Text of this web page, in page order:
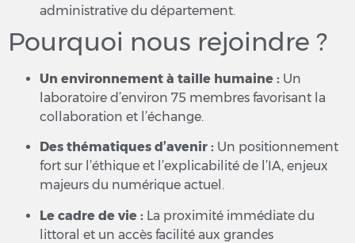
administrative du département.
Pourquoi nous rejoindre ?
Un environnement à taille humaine : Un
laboratoire d’environ 75 membres favorisant la
collaboration et l’échange.
Des thématiques d’avenir : Un positionnement
fort sur l’éthique et l’explicabilité de l’IA, enjeux
majeurs du numérique actuel.
Le cadre de vie : La proximité immédiate du
littoral et un accès facilité aux grandes